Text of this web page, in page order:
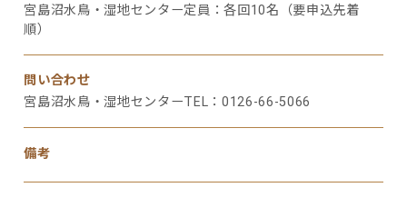
宮島沼水鳥・湿地センター定員：各回10名（要申込先着
順）
問い合わせ
宮島沼水鳥・湿地センターTEL：0126-66-5066
備考